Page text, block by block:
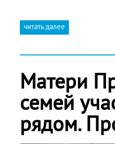
читать далее
Матери
семей
рядом.